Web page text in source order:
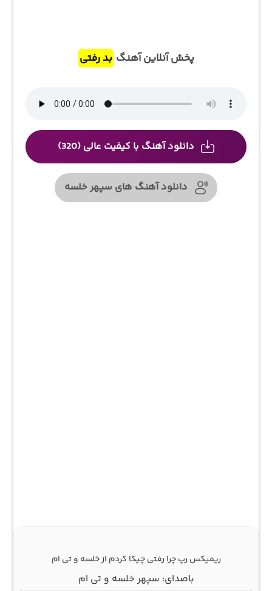
پخش آنلاین آهنگ بد رفتی
دانلود آهنگ با کیفیت عالی (320)
دانلود آهنگ های سپهر خلسه
ریمیکس رپ چرا رفتی چیکا کردم از خلسه و تی ام
باصدای: سپهر خلسه و تی ام